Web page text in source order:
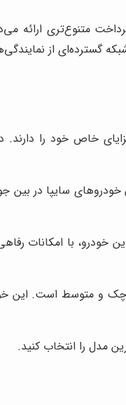
متنوع‌تری ارائه
گسترده‌ای از
خاص خود را
سایپا در بین
خودرو، با امکانات
کوچک و متوسط است. این
مدل را انتخاب کنید.